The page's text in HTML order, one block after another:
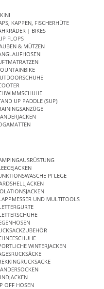
KAPPEN, FISCHERHÜTE
| BIKES
FLOPS
& MÜTZEN
UP PADDLE (SUP)
PFLEGE
UND MULTITOOLS
WINTERJACKEN
OFF HOSEN